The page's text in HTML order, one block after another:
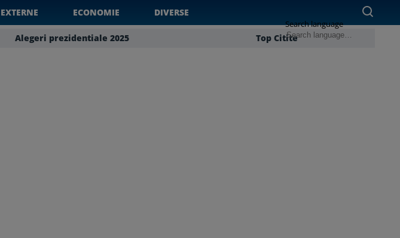
ECONOMIE DIVERSE
Alegeri prezidentiale 2025 Top Citite
Search language